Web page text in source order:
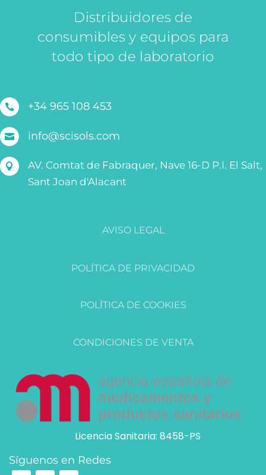
Distribuidores de
consumibles y equipos para
todo tipo de laboratorio
 +34 965 108 453
 info@scisols.com

AV. Comtat de Fabraquer, Nave 16-D P.I. El Salt,
Sant Joan d'Alacant
AVISO LEGAL
POLÍTICA DE PRIVACIDAD
POLÍTICA DE COOKIES
CONDICIONES DE VENTA
Licencia Sanitaria: 8458-PS
Síguenos en Redes